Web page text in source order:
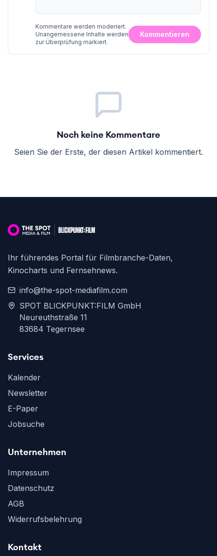
Kommentare werden moderiert.
Unangemessene Inhalte werden
zur Überprüfung markiert.
Kommentieren
Noch keine Kommentare
Seien Sie der Erste, der diesen Artikel kommentiert.
Ihr führendes Portal für Filmbranche-Daten,
Kinocharts und Fernsehnews.
info@the-spot-mediafilm.com
SPOT BLICKPUNKT:FILM GmbH
Neureuthstraße 11
83684 Tegernsee
Services
Kalender
Newsletter
E-Paper
Jobsuche
Unternehmen
Impressum
Datenschutz
AGB
Widerrufsbelehrung
Kontakt